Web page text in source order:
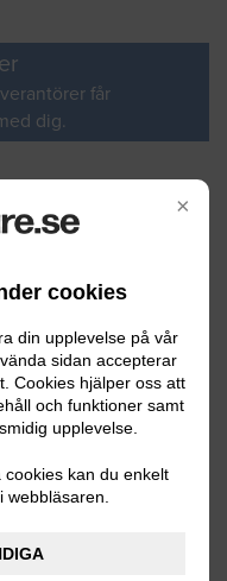
×
cookies
din upplevelse på vår
sidan accepterar
Cookies hjälper oss att
och funktioner samt
upplevelse.
kan du enkelt
får
dig.
enligt